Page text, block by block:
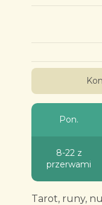
Pon.
8-22 z
przerwami
Tarot, runy,